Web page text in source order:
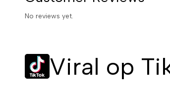
No reviews yet.
Viral op